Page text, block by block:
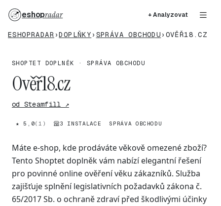
eshopradar + Analyzovat
ESHOPRADAR ›DOPLŇKY › SPRÁVA OBCHODU › OVĚŘ18.CZ
SHOPTET DOPLNĚK · SPRÁVA OBCHODU
Ověř18.cz
od Steamfill ↗
★ 5,0(1) 3 INSTALACE SPRÁVA OBCHODU
Máte e-shop, kde prodáváte věkově omezené zboží?
Tento Shoptet doplněk vám nabízí elegantní řešení
pro povinné online ověření věku zákazníků. Služba
zajišťuje splnění legislativních požadavků zákona č.
65/2017 Sb. o ochraně zdraví před škodlivými účinky